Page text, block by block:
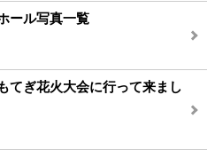
ール写真一覧
てぎ花火大会に行って来まし